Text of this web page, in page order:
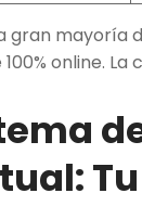
gran mayoría
online.